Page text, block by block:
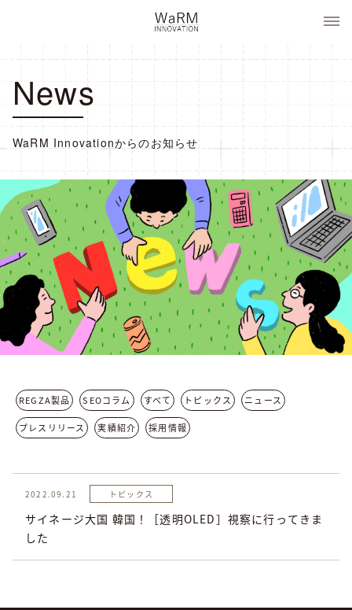
プ
News
WaRM Innovationからのお知らせ
REGZA製品 SEOコラム すべて トピックス ニュース
プレスリリース 実績紹介 採用情報
2022.09.21 トピックス
サイネージ大国 韓国！［透明OLED］視察に行ってきま
した